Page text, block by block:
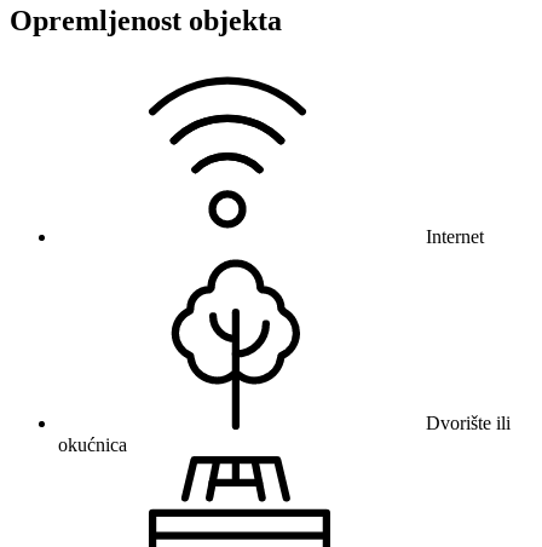
Opremljenost objekta
Internet
Dvorište ili
okućnica